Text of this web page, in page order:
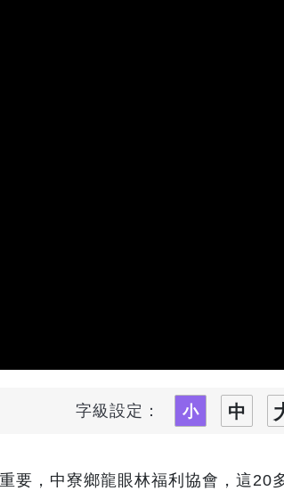
字級設定：
要，中寮鄉龍眼林福利協會，這20